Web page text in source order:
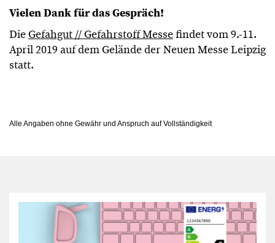
Vielen Dank für das Gespräch!
DieGefahgut // Gefahrstoff Messefindet vom 9.-11.
April 2019 auf dem Gelände der Neuen Messe Leipzig
statt.
Alle Angaben ohne Gewähr und Anspruch auf Vollständigkeit